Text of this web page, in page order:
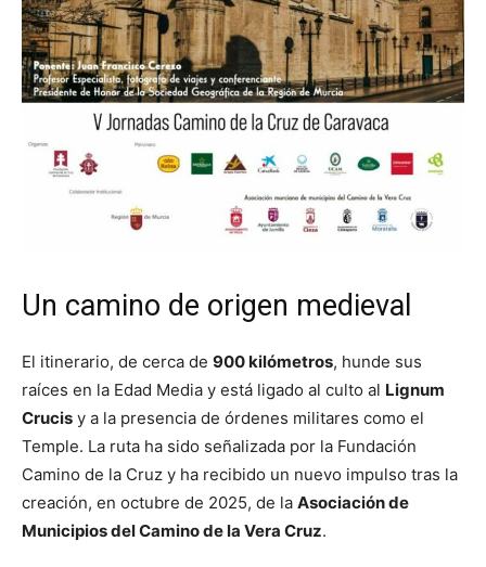
Un camino de origen medieval
El itinerario, de cerca de 900 kilómetros, hunde sus
raíces en la Edad Media y está ligado al culto al Lignum
Crucis y a la presencia de órdenes militares como el
Temple. La ruta ha sido señalizada por la Fundación
Camino de la Cruz y ha recibido un nuevo impulso tras la
creación, en octubre de 2025, de la Asociación de
Municipios del Camino de la Vera Cruz.